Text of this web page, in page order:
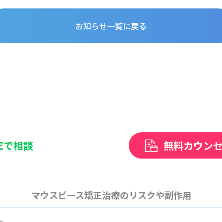
お知らせ一覧に戻る
相談 無料カウン
マウスピース矯正治療のリスクや副作用